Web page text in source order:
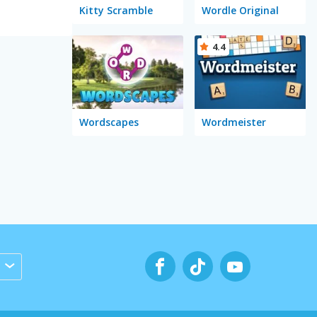
Kitty Scramble Wordle Original
Wordscapes Wordmeister
4.4